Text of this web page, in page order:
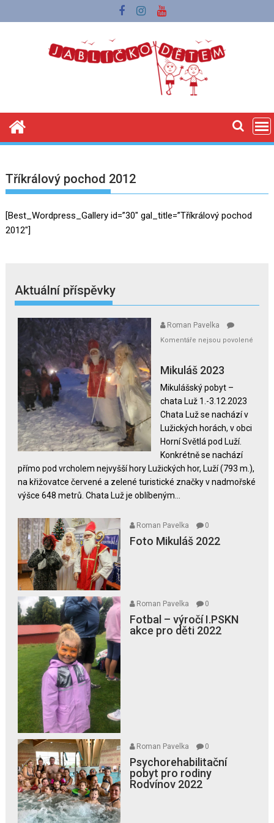
to
Tříkrálový pochod 2012
[Best_Wordpress_Gallery id=”30″ gal_title=”Tříkrálový pochod
2012″]
Aktuální příspěvky
Roman Pavelka
Komentáře nejsou povolené
textu
názvem
Mikuláš
2023
Mikuláš 2023
Mikulášský pobyt –
chata Luž 1.-3.12.2023
Chata Luž se nachází v
Lužických horách, v obci
Horní Světlá pod Luží.
Konkrétně se nachází
přímo pod vrcholem nejvyšší hory Lužických hor, Luží (793 m.),
na křižovatce červené a zelené turistické značky v nadmořské
výšce 648 metrů. Chata Luž je oblíbeným...
Roman Pavelka 0
Foto Mikuláš 2022
Roman Pavelka 0
Fotbal – výročí I.PSKN
akce pro děti 2022
Roman Pavelka 0
Psychorehabilitační
pobyt pro rodiny
Rodvínov 2022